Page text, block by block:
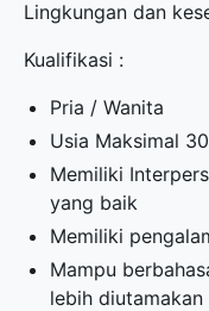
Lingkungan dan
Kualifikasi :
Pria / Wanita
Usia Maksimal
Memiliki
yang baik
Memiliki
Mampu
lebih diutamakan